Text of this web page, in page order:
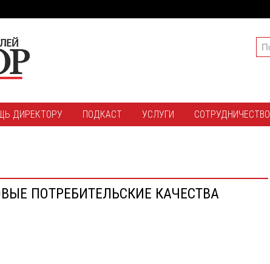
ДИРЕКТОРУ ПОДКАСТ УСЛУГИ СОТРУДНИЧЕСТВО
ПОТРЕБИТЕЛЬСКИЕ КАЧЕСТВА